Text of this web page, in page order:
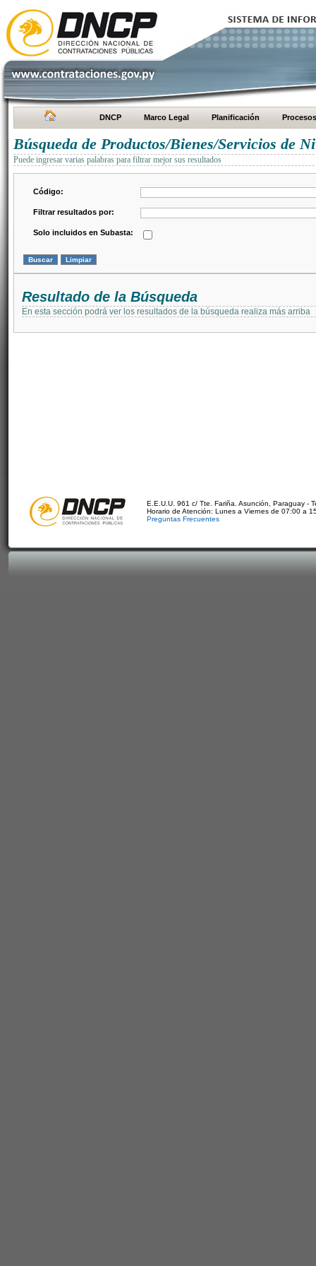
DNCP Marco Legal Planificación Procesos
Búsqueda de Productos/Bienes/Servicios de
Puede ingresar varias palabras para filtrar mejor sus resultados
Código:
Filtrar resultados por:
Solo incluidos en Subasta:
Resultado de la Búsqueda
En esta sección podrá ver los resultados de la búsqueda realiza más arriba
E.E.U.U. 961 c/ Tte. Fariña. Asunción, Paraguay -
Horario de Atención: Lunes a Viernes de 07:00 a
Preguntas Frecuentes